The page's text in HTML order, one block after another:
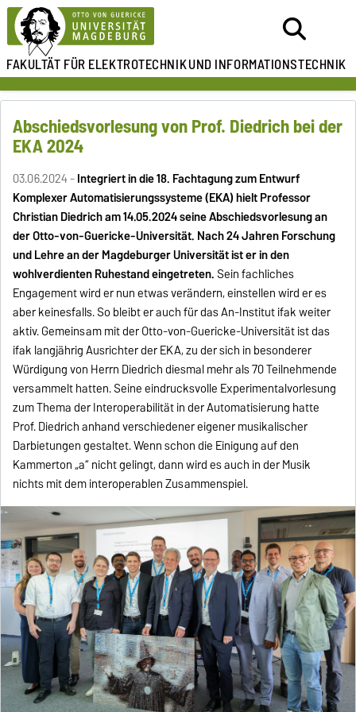
FAKULTÄT FÜR ELEKTROTECHNIKUND INFORMATIONSTECHNIK
Abschiedsvorlesung von Prof. Diedrich bei der
EKA 2024
03.06.2024 -Integriert in die 18. Fachtagung zum Entwurf
Komplexer Automatisierungssysteme (EKA) hielt Professor
Christian Diedrich am 14.05.2024 seine Abschiedsvorlesung an
der Otto-von-Guericke-Universität. Nach 24 Jahren Forschung
und Lehre an der Magdeburger Universität ist er in den
wohlverdienten Ruhestand eingetreten. Sein fachliches
Engagement wird er nun etwas verändern, einstellen wird er es
aber keinesfalls. So bleibt er auch für das An-Institut ifak weiter
aktiv. Gemeinsam mit der Otto-von-Guericke-Universität ist das
ifak langjährig Ausrichter der EKA, zu der sich in besonderer
Würdigung von Herrn Diedrich diesmal mehr als 70 Teilnehmende
versammelt hatten. Seine eindrucksvolle Experimentalvorlesung
zum Thema der Interoperabilität in der Automatisierung hatte
Prof. Diedrich anhand verschiedener eigener musikalischer
Darbietungen gestaltet. Wenn schon die Einigung auf den
Kammerton „a“ nicht gelingt, dann wird es auch in der Musik
nichts mit dem interoperablen Zusammenspiel.